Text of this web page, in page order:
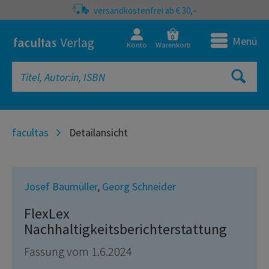
versandkostenfrei ab € 30,–
Konto
0
Warenkorb Menü
facultas Detailansicht
Josef Baumüller, Georg Schneider
FlexLex
Nachhaltigkeitsberichterstattung
Fassung vom 1.6.2024